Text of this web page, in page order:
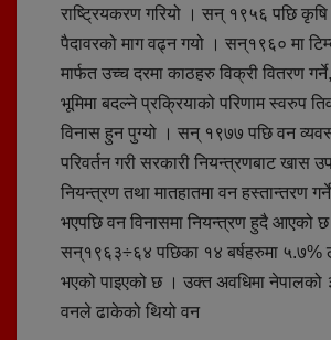
राष्ट्रियकरण गरियो । सन् १९५६ पछि
पैदावरको माग वढ्न गयो । सन्१९६० मा
मार्फत उच्च दरमा काठहरु विक्री वितरण
भूमिमा बदल्ने प्रक्रियाको परिणाम स्वरुप
विनास हुन पुग्यो । सन् १९७७ पछि वन
परिवर्तन गरी सरकारी नियन्त्रणबाट खास
नियन्त्रण तथा मातहातमा वन हस्तान्तरण
भएपछि वन विनासमा नियन्त्रण हुदै आएको छ
सन्१९६३÷६४ पछिका १४ बर्षहरुमा ५.७%
भएको पाइएको छ । उक्त अवधिमा नेपालको
वनले ढाकेको थियो वन